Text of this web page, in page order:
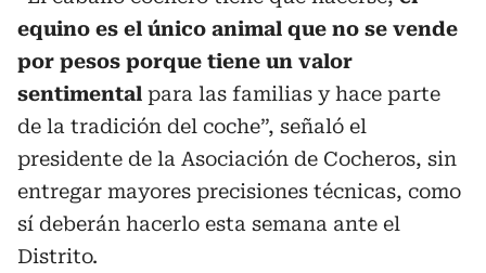
equino es el único animal que no se vende
por pesos porque tiene un valor
sentimental para las familias y hace parte
de la tradición del coche”, señaló el
presidente de la Asociación de Cocheros, sin
entregar mayores precisiones técnicas, como
sí deberán hacerlo esta semana ante el
Distrito.